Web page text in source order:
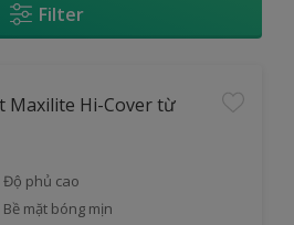
Filter
Maxilite Hi-Cover từ
Độ phủ cao
Bề mặt bóng mịn